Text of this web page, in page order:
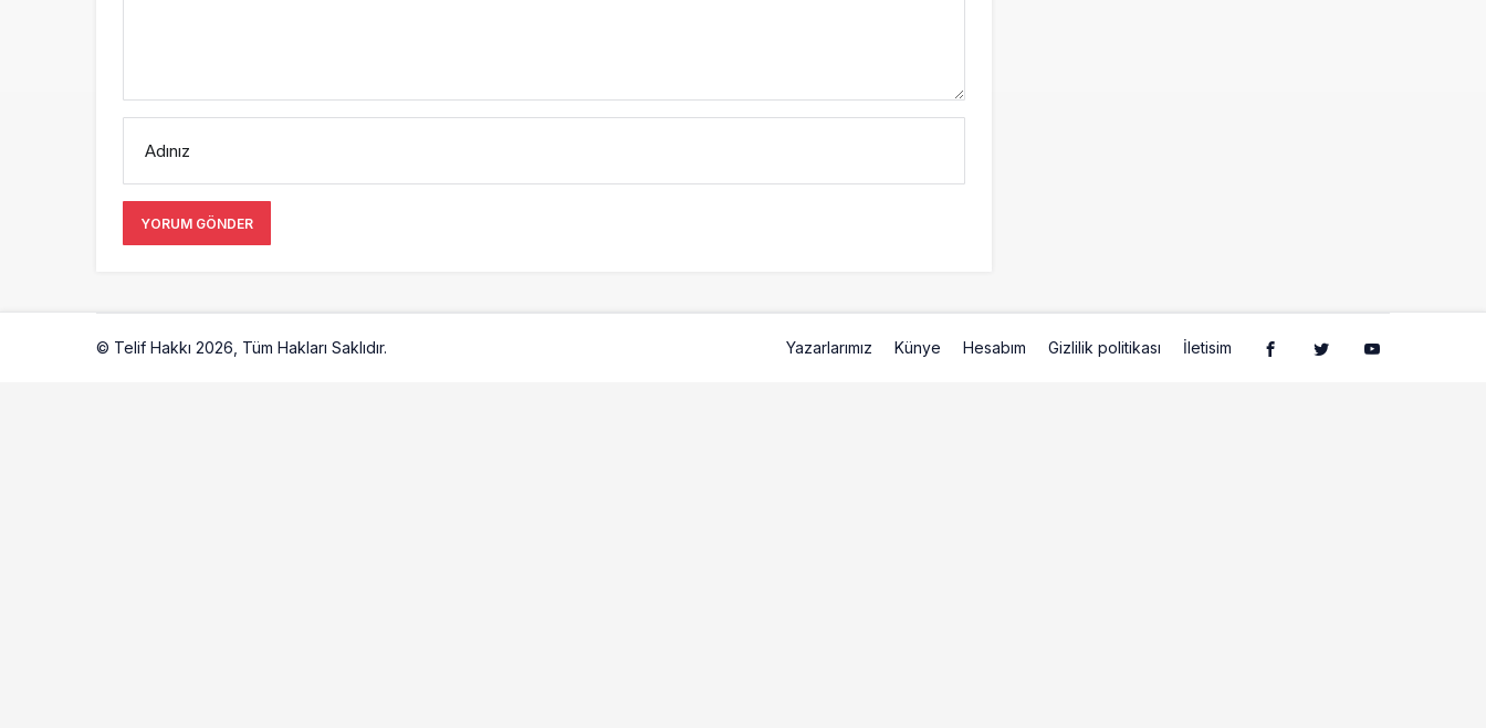
Adınız
YORUM GÖNDER
© Telif Hakkı 2026, Tüm Hakları Saklıdır. Yazarlarımız Künye Hesabım Gizlilik politikası İletisim